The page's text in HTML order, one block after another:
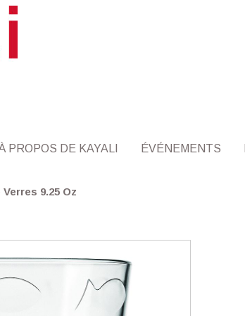
PROPOS DE KAYALI ÉVÉNEMENTS
9.25 Oz